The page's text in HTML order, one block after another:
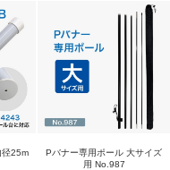
径25m
Pバナー専用ポール 大サイズ
用 No.987